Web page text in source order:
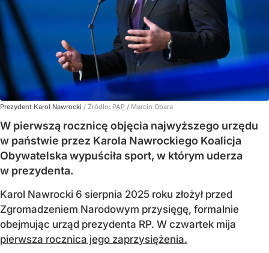
Prezydent Karol Nawrocki / Źródło: PAP / Marcin Obara
W pierwszą rocznicę objęcia najwyższego urzędu
w państwie przez Karola Nawrockiego Koalicja
Obywatelska wypuściła sport, w którym uderza
w prezydenta.
Karol Nawrocki 6 sierpnia 2025 roku złożył przed
Zgromadzeniem Narodowym przysięgę, formalnie
obejmując urząd prezydenta RP. W czwartek mija
pierwsza rocznica jego zaprzysiężenia.